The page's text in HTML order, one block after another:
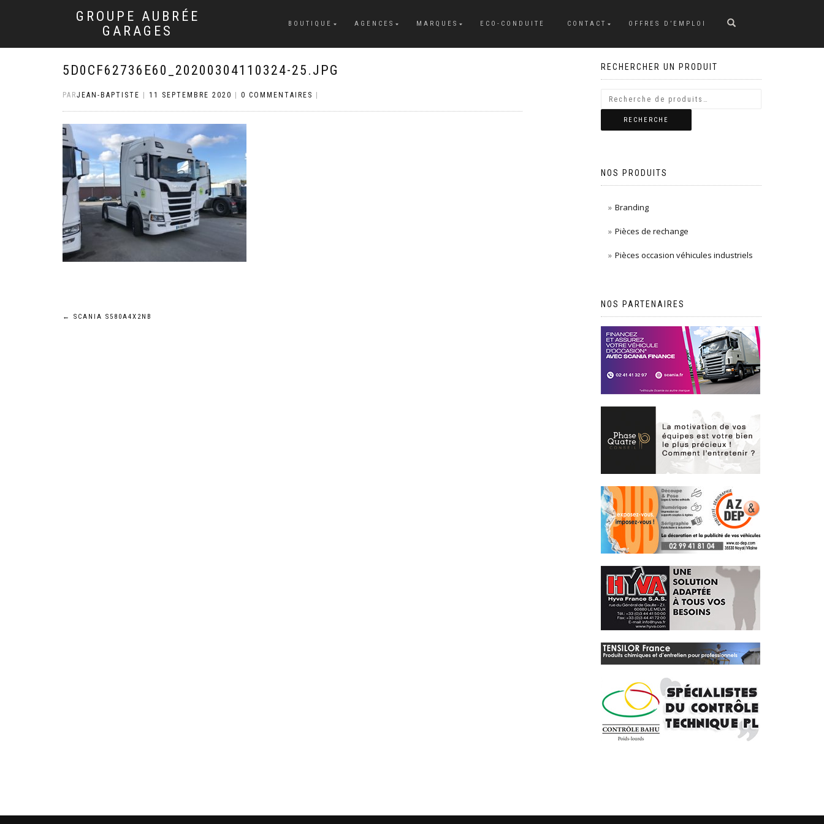
GROUPE AUBRÉE
GARAGES
BOUTIQUE AGENCES MARQUES ECO-CONDUITE CONTACT OFFRES D’EMPLOI
5D0CF62736E60_20200304110324-25.JPG
PARJEAN-BAPTISTE 11 SEPTEMBRE 2020 0 COMMENTAIRES
Navigation
← SCANIA S580A4X2NB
RECHERCHER UN PRODUIT
RECHERCHE
NOS PRODUITS
Branding
Pièces de rechange
Pièces occasion véhicules industriels
NOS PARTENAIRES